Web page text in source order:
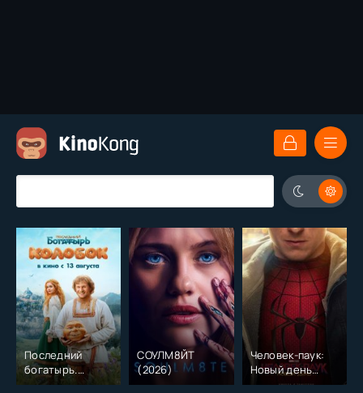
Последний
богатырь.
Колобок (2026)
СОУЛМ8ЙТ
(2026)
Человек-паук:
Новый день
(2026)